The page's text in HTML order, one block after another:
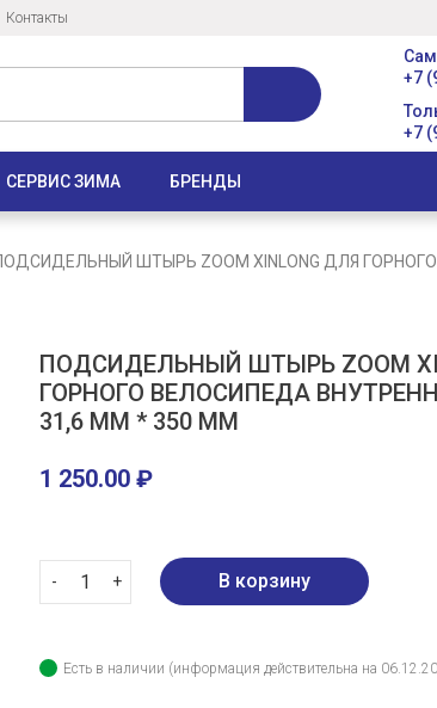
Контакты
+7
+7
СЕРВИС ЗИМА БРЕНДЫ
ШТЫРЬ ZOOM XINLONG ДЛЯ
ПОДСИДЕЛЬНЫЙ ШТЫРЬ ZOOM
ГОРНОГО ВЕЛОСИПЕДА
31,6 ММ * 350 ММ
1 250.00 ₽
- +
Есть в наличии (информация действительна на